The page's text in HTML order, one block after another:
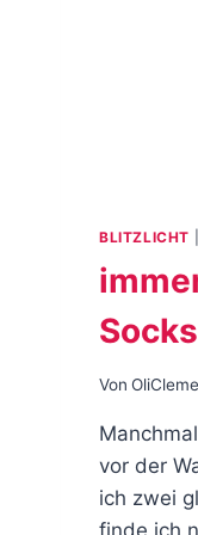
BLITZLICHT
Von
vor der
ich zwei
finde ich